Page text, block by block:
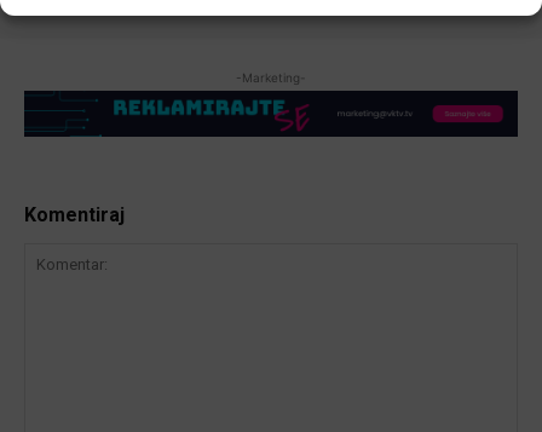
-Marketing-
Komentiraj